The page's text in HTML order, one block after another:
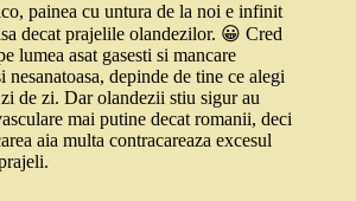
painea cu untura de la noi e infinit
decat prajelile olandezilor. 😀 Cred
lumea asat gasesti si mancare
nesanatoasa, depinde de tine ce alegi
de zi. Dar olandezii stiu sigur au
mai putine decat romanii, deci
aia multa contracareaza excesul